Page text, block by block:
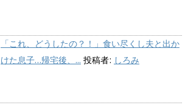
「これ、どうしたの？！」食い尽くし夫と出か
けた息子…帰宅後、... 投稿者: しろみ